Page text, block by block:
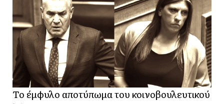
Το έμφυλο αποτύπωμα του κοινοβουλευτικού